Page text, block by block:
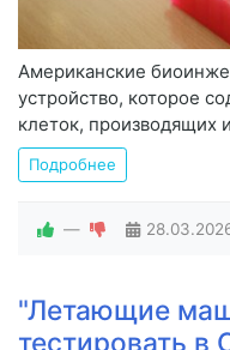
Американские
устройство, которое
клеток, производящих
Подробнее
—
"Летающие
тестировать